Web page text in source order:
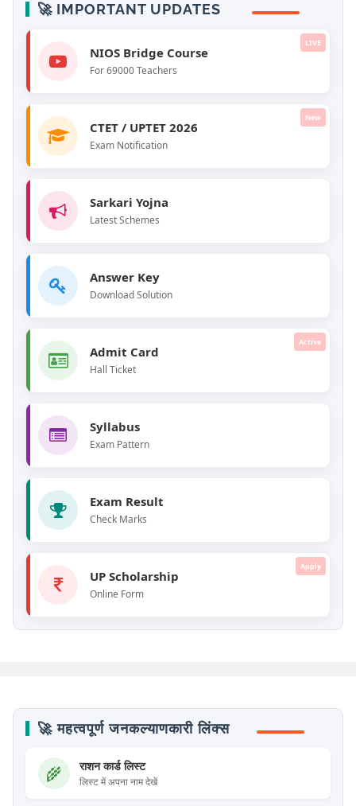
🚀 IMPORTANT UPDATES
NIOS Bridge Course
For 69000 Teachers
LIVE
CTET / UPTET 2026
Exam Notification
New
Sarkari Yojna
Latest Schemes
Answer Key
Download Solution
Admit Card
Hall Ticket
Active
Syllabus
Exam Pattern
Exam Result
Check Marks
UP Scholarship
Online Form
Apply
🚀 महत्वपूर्ण जनकल्याणकारी लिंक्स
🌾 राशन कार्ड लिस्ट
लिस्ट में अपना नाम देखें